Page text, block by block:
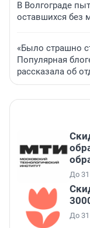
В Волгограде
оставшихся без
«Было страшно
Популярная
рассказала об
До 31
До 31